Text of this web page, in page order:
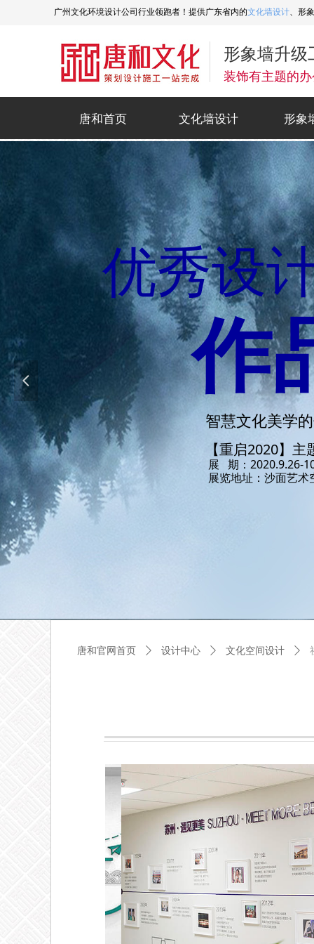
形象墙升级
装饰有主题的
广州文化环境设计公司行业领跑者！提供广东省内的文化墙设计、形
唐和首页 文化墙设计
文化墙设计
形象
形象
唐和官网首页 ꄲ 设计中心 ꄲ 文化空间设计 ꄲ
让好创意变
◆ 结合VIS视觉系统
넳